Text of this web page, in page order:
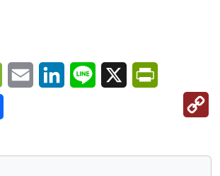
WeChatEmail LinkedInLine X